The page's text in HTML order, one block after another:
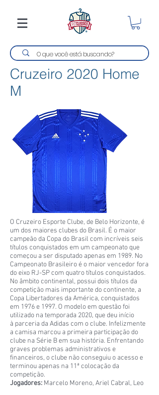
Cruzeiro 2020 Home
M
O Cruzeiro Esporte Clube, de Belo Horizonte, é
um dos maiores clubes do Brasil. É o maior
campeão da Copa do Brasil com incríveis seis
títulos conquistados em um campeonato que
começou a ser disputado apenas em 1989. No
Campeonato Brasileiro é o maior vencedor fora
do eixo RJ-SP com quatro títulos conquistados.
No âmbito continental, possui dois títulos da
competição mais importante do continente, a
Copa Libertadores da América, conquistados
em 1976 e 1997. O modelo em questão foi
utilizado na temporada 2020, que deu início
à parceria da Adidas com o clube. Infelizmente
a camisa marcou a primeira participação do
clube na Série B em sua história. Enfrentando
graves problemas administrativos e
financeiros, o clube não conseguiu o acesso e
terminou apenas na 11ª colocação da
competição.
Jogadores: Marcelo Moreno, Ariel Cabral, Leo